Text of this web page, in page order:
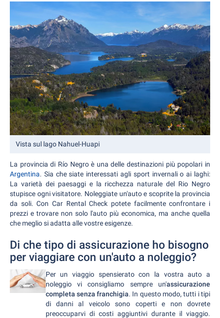
Vista sul lago Nahuel-Huapi
La provincia di Río Negro è una delle destinazioni più popolari in
Argentina. Sia che siate interessati agli sport invernali o ai laghi:
La varietà dei paesaggi e la ricchezza naturale del Rio Negro
stupisce ogni visitatore. Noleggiate un'auto e scoprite la provincia
da soli. Con Car Rental Check potete facilmente confrontare i
prezzi e trovare non solo l'auto più economica, ma anche quella
che meglio si adatta alle vostre esigenze.
Di che tipo di assicurazione ho bisogno
per viaggiare con un'auto a noleggio?
Per un viaggio spensierato con la vostra auto a
noleggio vi consigliamo sempre un'assicurazione
completa senza franchigia. In questo modo, tutti i tipi
di danni al veicolo sono coperti e non dovrete
preoccuparvi di costi aggiuntivi durante il viaggio.